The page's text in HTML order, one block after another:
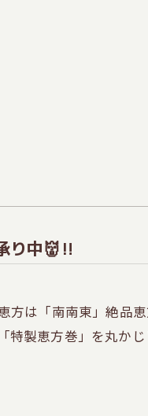
り中👹‼️
方は「南南東」絶品
特製恵方巻」を丸か